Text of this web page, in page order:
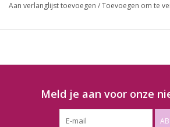
Aan verlanglijst toevoegen /Toevoegen om te
Meld je aan voor onze